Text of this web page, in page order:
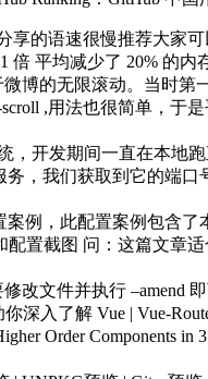
享的语速很慢推荐大
倍 平均减少了 20% 的内
博的无限滚动。当时
,用法也很简单，于
，开发期间一直在本地
，我们获取到它的端
案例，此配置案例包含
置截图 问：这篇文章
改文件并执行 –amend 即
入了解 Vue | Vue-
Order Components in